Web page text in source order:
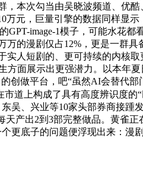
本次勾当由吴晓波频道、优酷
元，巨量引擎的数据同样显
image-1模子，可能水花都
的漫剧仅占12%，更是一群
人短剧的、更可持续的内核
方面展示出更强潜力。以本年
创做平台，吧“虽然AI会替代
市道上构成了具有高度辨识度
吴、兴业等10家头部券商接踵
产出2到3部完整做品。黄雀正
更底子的问题便浮现出来：漫剧